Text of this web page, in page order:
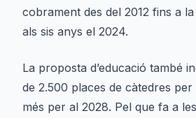
cobrament des del 2012 fins a
als sis anys el 2024.
La proposta d’educació també
de 2.500 places de càtedres
més per al 2028. Pel que fa a